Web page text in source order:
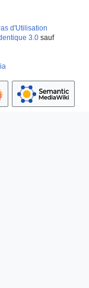
d'Utilisation
3.0 sauf